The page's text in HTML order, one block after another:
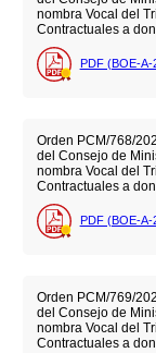
nombra Vocal del
Contractuales a
PDF (BOE-A-
Orden PCM/768/
del Consejo de
nombra Vocal del
Contractuales a
PDF (BOE-A-
Orden PCM/769/
del Consejo de
nombra Vocal del
Contractuales a